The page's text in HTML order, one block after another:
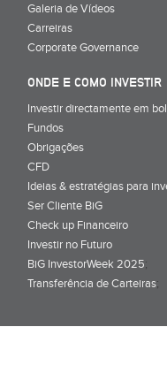
Galeria de Vídeos
Carreiras
Corporate Governance
ONDE E COMO INVESTIR
Investir directamente em
Fundos
Obrigações
CFD
Ideias & estratégias para
Ser Cliente BiG
Check up Financeiro
Investir no Futuro
BiG InvestorWeek 2025;
Transferência de Carteiras;